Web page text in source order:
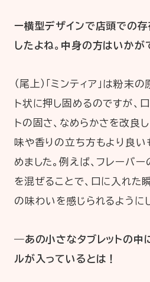
ー横型デザインで店頭での
したよね。中身の方はいかが
（尾上）「ミンティア」は粉末
ト状に押し固めるのですが、
トの固さ、なめらかさを改良
味や香りの立ち方もより良い
めました。例えば、フレーバ
を混ぜることで、口に入れた
の味わいを感じられるように
―あの小さなタブレットの中
ルが入っているとは！